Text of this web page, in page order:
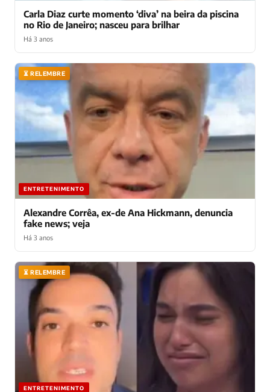
Carla Diaz curte momento ‘diva’ na beira da piscina
no Rio de Janeiro; nasceu para brilhar
Há 3 anos
⏳ RELEMBRE
ENTRETENIMENTO
Alexandre Corrêa, ex-de Ana Hickmann, denuncia
fake news; veja
Há 3 anos
⏳ RELEMBRE
ENTRETENIMENTO